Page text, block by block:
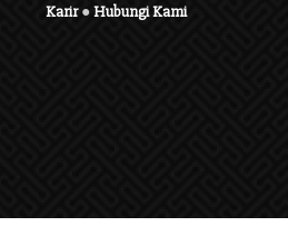
Karir●Hubungi Kami